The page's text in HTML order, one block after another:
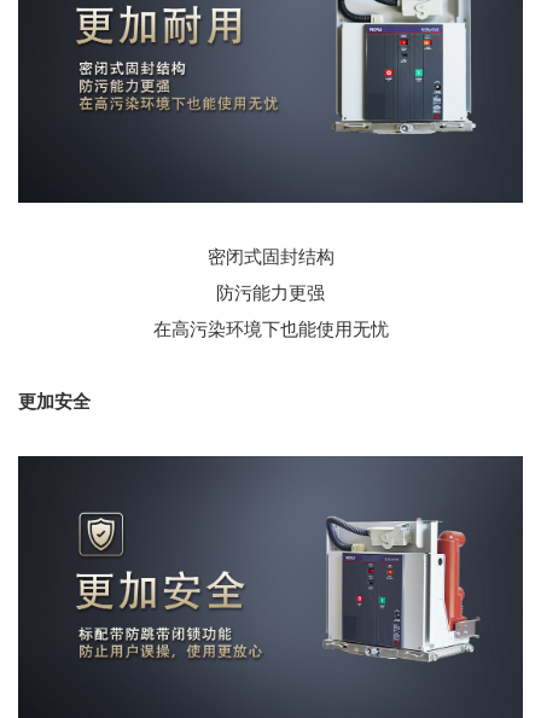
密闭式固封结构
防污能力更强
在高污染环境下也能使用无忧
更加安全